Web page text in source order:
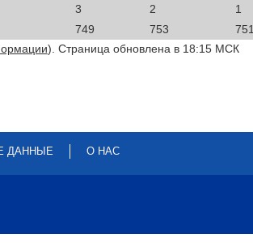
3 2 1
749 753 751
). Страница обновлена в 18:15 МСК
ДАННЫЕ О НАС